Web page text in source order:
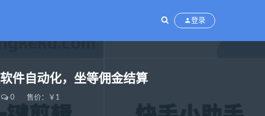
登录
件自动化，坐等佣金结算
0 售价：￥1